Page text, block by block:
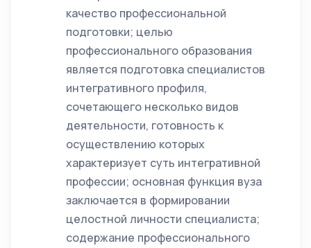
качество профессиональной
подготовки; целью
профессионального образования
является подготовка специалистов
интегративного профиля,
сочетающего несколько видов
деятельности, готовность к
осуществлению которых
характеризует суть интегративной
профессии; основная функция вуза
заключается в формировании
целостной личности специалиста;
содержание профессионального